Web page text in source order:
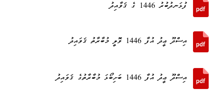
ފުޅަނދުބުރު 1446 ގެ ޤަވާއިދު
އިސްދޫ ޢީދު އުފާ 1446 ވޮލީ މުބާރާތު ޤަވައިދު
އިސްދޫ ޢީދު އުފާ 1446 ބަށިބޯޅަ މުބާރާތުގެ ޤަވައިދު